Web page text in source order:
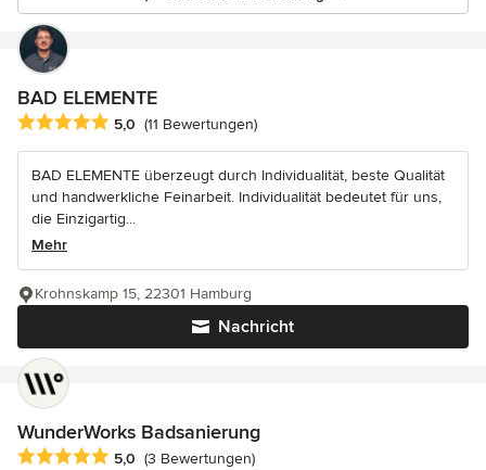
BAD ELEMENTE
Durchschnittliche Bewertung: 5 von 5 Sternen
5,0 (11 Bewertungen)
BAD ELEMENTE überzeugt durch Individualität, beste Qualität
und handwerkliche Feinarbeit. Individualität bedeutet für uns,
die Einzigartig...
Mehr
Nachricht
Krohnskamp 15, 22301 Hamburg
WunderWorks Badsanierung
Durchschnittliche Bewertung: 5 von 5 Sternen
5,0 (3 Bewertungen)